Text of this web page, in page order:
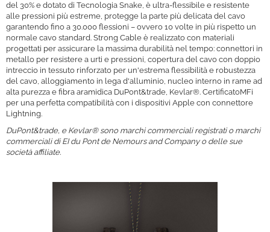
del 30% e dotato di Tecnologia Snake, è ultra-flessibile e resistente
alle pressioni più estreme, protegge la parte più delicata del cavo
garantendo fino a 30.000 flessioni – ovvero 10 volte in più rispetto un
normale cavo standard. Strong Cable è realizzato con materiali
progettati per assicurare la massima durabilità nel tempo: connettori in
metallo per resistere a urti e pressioni, copertura del cavo con doppio
intreccio in tessuto rinforzato per un'estrema flessibilità e robustezza
del cavo, alloggiamento in lega d'alluminio, nucleo interno in rame ad
alta purezza e fibra aramidica DuPont&trade, Kevlar®. CertificatoMFi
per una perfetta compatibilità con i dispositivi Apple con connettore
Lightning.
DuPont&trade, e Kevlar® sono marchi commerciali registrati o marchi
commerciali di EI du Pont de Nemours and Company o delle sue
società affiliate.